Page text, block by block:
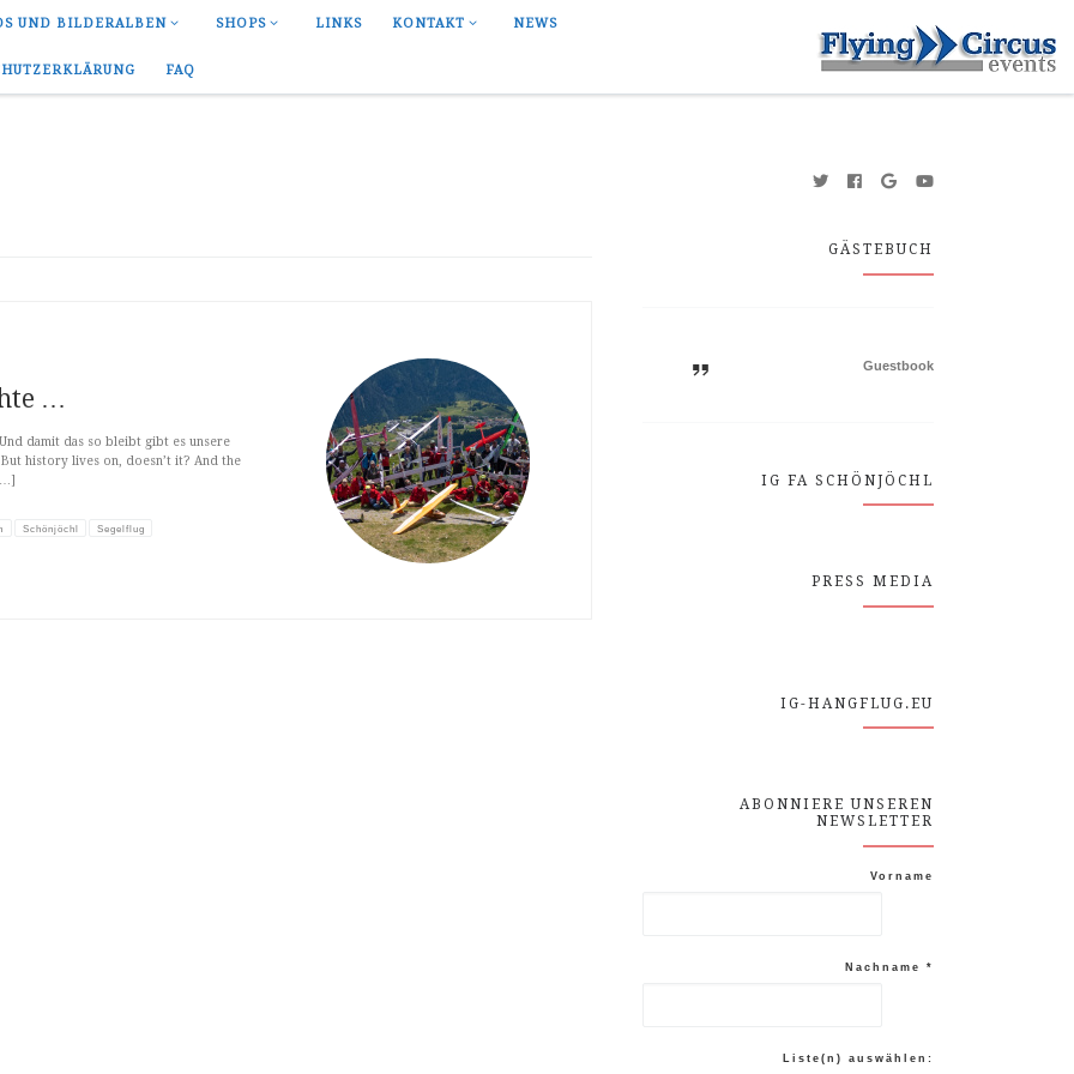
UND BILDERALBEN SHOPS LINKS KONTAKT NEWS
FAQ
…
damit das so bleibt gibt es unsere
history lives on, doesn’t it? And the
Schönjöchl Segelflug
GÄSTEBUCH
Guestbook
IG FA SCHÖNJÖCHL
PRESS MEDIA
IG-HANGFLUG.EU
ABONNIERE UNSEREN
NEWSLETTER
Vorname
Nachname *
Liste(n) auswählen: